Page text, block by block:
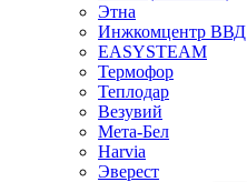
Этна
Инжкомцентр ВВД
EASYSTEAM
Термофор
Теплодар
Везувий
Мета-Бел
Harvia
Эверест